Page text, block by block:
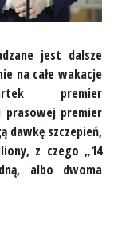
jest dalsze
na całe wakacje
premier
prasowej premier
dawkę szczepień,
z czego „14
albo dwoma